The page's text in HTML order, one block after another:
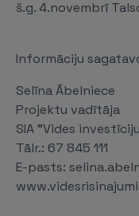
š.g. 4.novembrī
Informāciju
Selīna Ābelniece
Projektu vadītāja
SIA "Vides
Tālr.: 67 845 111
E-pasts: